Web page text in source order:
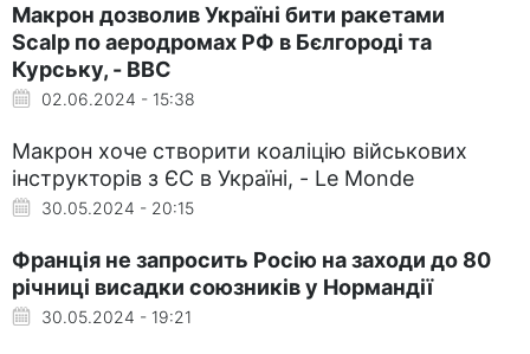
Макрон дозволив Україні бити ракетами
Scalp по аеродромах РФ в Бєлгороді та
Курську, - BBC
02.06.2024 - 15:38
Макрон хоче створити коаліцію військових
інструкторів з ЄС в Україні, - Le Monde
30.05.2024 - 20:15
Франція не запросить Росію на заходи до 80
річниці висадки союзників у Нормандії
30.05.2024 - 19:21